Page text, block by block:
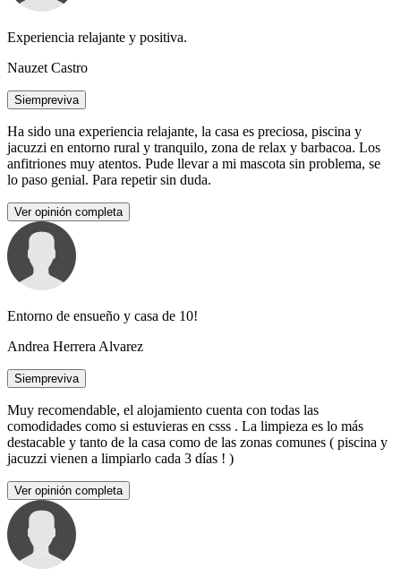
Experiencia relajante y positiva.
Nauzet Castro
Siempreviva
Ha sido una experiencia relajante, la casa es preciosa, piscina y
jacuzzi en entorno rural y tranquilo, zona de relax y barbacoa. Los
anfitriones muy atentos. Pude llevar a mi mascota sin problema, se
lo paso genial. Para repetir sin duda.
Ver opinión completa
Entorno de ensueño y casa de 10!
Andrea Herrera Alvarez
Siempreviva
Muy recomendable, el alojamiento cuenta con todas las
comodidades como si estuvieras en csss . La limpieza es lo más
destacable y tanto de la casa como de las zonas comunes ( piscina y
jacuzzi vienen a limpiarlo cada 3 días ! )
Ver opinión completa